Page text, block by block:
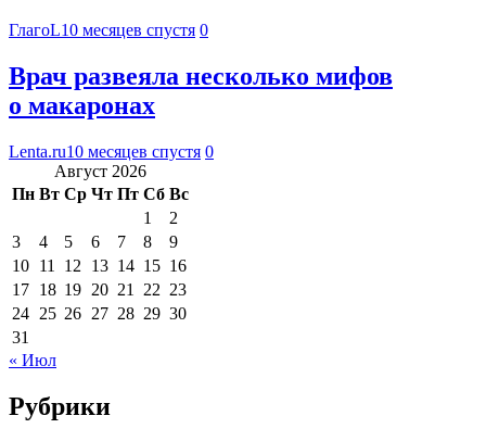
ГлагоL10 месяцев спустя 0
Врач развеяла несколько мифов
о макаронах
Lenta.ru10 месяцев спустя 0
Август 2026
Пн Вт Ср Чт Пт Сб Вс
1
2
3
4 5 6 7 8
9
10 11 12 13 14 15 16
17 18 19 20 21 22 23
24 25 26 27 28 29 30
31
« Июл
Рубрики